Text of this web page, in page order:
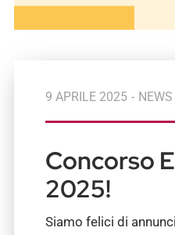
9 APRILE 2025 - NEWS
Concorso
2025!
Siamo felici di